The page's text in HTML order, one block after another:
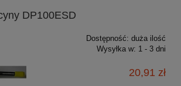
DP100ESD
Dostępność: duża ilość
Wysyłka w: 1 - 3 dni
20,91 zł